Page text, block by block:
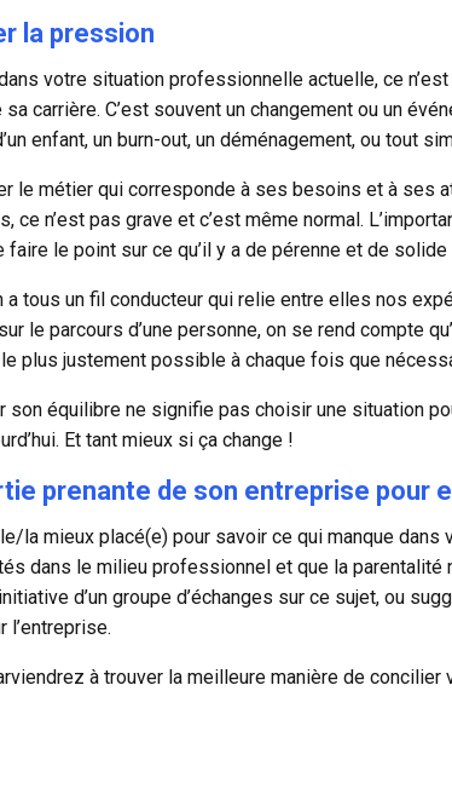
la pression
votre situation professionnelle actuelle, ce
carrière. C’est souvent un changement ou un
enfant, un burn-out, un déménagement, ou tout
le métier qui corresponde à ses besoins et à ses
ce n’est pas grave et c’est même normal.
faire le point sur ce qu’il y a de pérenne et de solide
a tous un fil conducteur qui relie entre elles nos
le parcours d’une personne, on se rend compte
plus justement possible à chaque fois que
son équilibre ne signifie pas choisir une situation
Et tant mieux si ça change !
prenante de son entreprise
la mieux placé(e) pour savoir ce qui manque
dans le milieu professionnel et que la
d’un groupe d’échanges sur ce sujet, ou
l’entreprise.
à trouver la meilleure manière de